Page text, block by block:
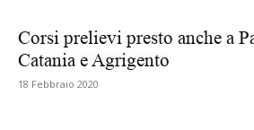
Corsi prelievi presto anche a
Catania e Agrigento
18 Febbraio 2020